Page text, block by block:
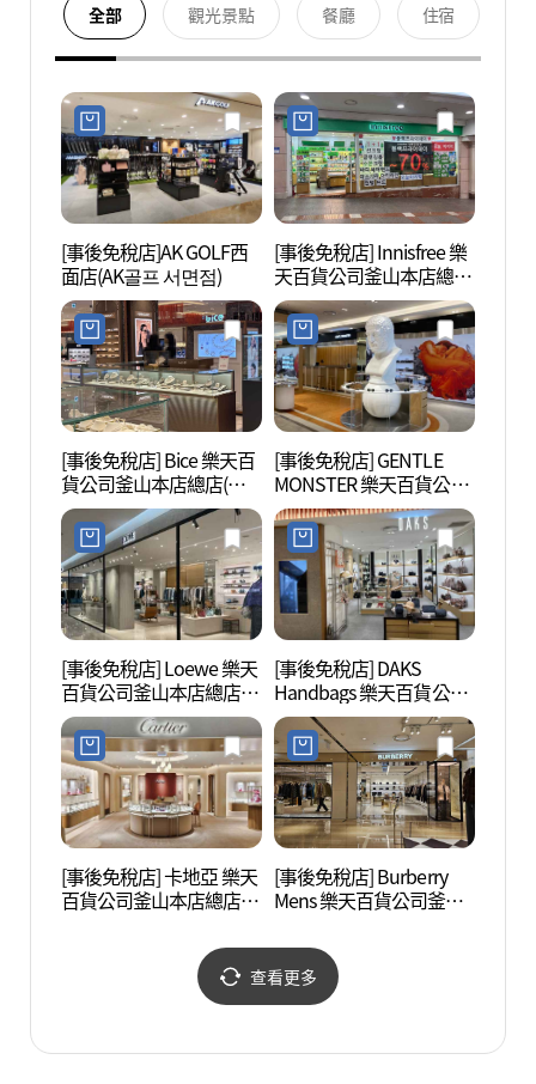
全部 觀光景點 餐廳 住宿
[事後免稅店]AK GOLF西
面店(AK골프 서면점)
[事後免稅店] Innisfree 樂
天百貨公司釜山本店總店
(이니스프리 롯데백화점
부산본점)
[事後免稅店] Bice 樂天百
貨公司釜山本店總店(비
체 롯데백화점 부산본점)
[事後免稅店] GENTLE
MONSTER 樂天百貨公司
釜山本店總店(젠틀몬스
터 롯데백화점 부산본점)
[事後免稅店] Loewe 樂天
百貨公司釜山本店總店
(로에베 롯데백화점 부산
본점)
[事後免稅店] DAKS
Handbags 樂天百貨公司
釜山本店總店(닥스핸드
백 롯데백화점 부산본점)
[事後免稅店] 卡地亞 樂天
百貨公司釜山本店總店
[事後免稅店] Burberry
Mens 樂天百貨公司釜山
데백화점 부산본점)
查看更多